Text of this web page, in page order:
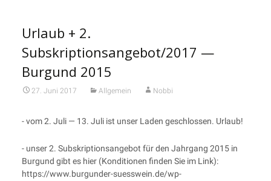
Urlaub + 2.
Subskriptionsangebot/2017 —
Burgund 2015
27. Juni 2017 Allgemein Nobbi
- vom 2. Juli — 13. Juli ist unser Laden geschlos­sen. Urlaub!
- unser 2. Sub­skrip­ti­ons­an­ge­bot für den Jahr­gang 2015 in
Bur­gund gibt es hier (Kon­di­tio­nen fin­den Sie im Link):
https://www.burgunder-suesswein.de/wp-